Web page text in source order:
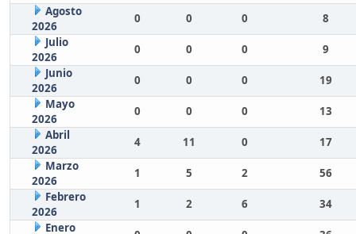
Agosto
2026
0 0 0
8
Julio
2026
0 0 0
9
Junio
2026
0 0 0
19
Mayo
2026
0 0 0
13
Abril
2026
4 11 0
17
Marzo
2026
1 5 2
56
Febrero
2026
1 2 6
34
Enero